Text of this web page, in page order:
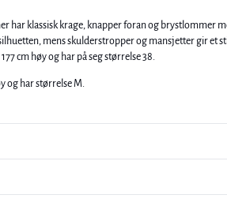
har klassisk krage, knapper foran og brystlommer
mens skulderstropper og mansjetter gir et
er 177 cm høy og har på seg størrelse 38.
og har størrelse M.